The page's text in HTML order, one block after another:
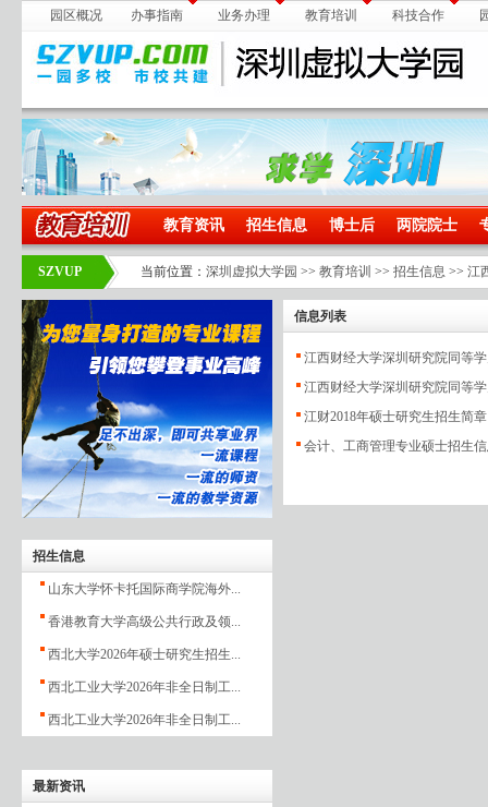
园区概况 办事指南 业务办理 教育培训 科技合作
教育资讯 招生信息 博士后 两院院士
SZVUP 当前位置： 深圳虚拟大学园 >> 教育培训 >> 招生信息 >> 江
招生信息
山东大学怀卡托国际商学院海外...
香港教育大学高级公共行政及领...
西北大学2026年硕士研究生招生...
西北工业大学2026年非全日制工...
西北工业大学2026年非全日制工...
最新资讯
信息列表
江西财经大学深圳研究院同等
江西财经大学深圳研究院同等
江财2018年硕士研究生招生简章
会计、工商管理专业硕士招生